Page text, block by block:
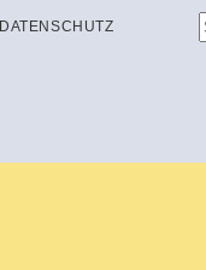
DATENSCHUTZ